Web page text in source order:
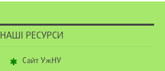
НАШІ РЕСУРСИ
Сайт УжНУ